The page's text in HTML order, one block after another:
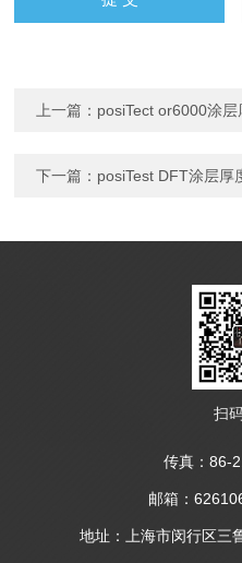
上一篇： posiTect or6000涂层
下一篇： posiTest DFT涂层厚
扫
传真：86-
邮箱：
地址：上海市闵行区三